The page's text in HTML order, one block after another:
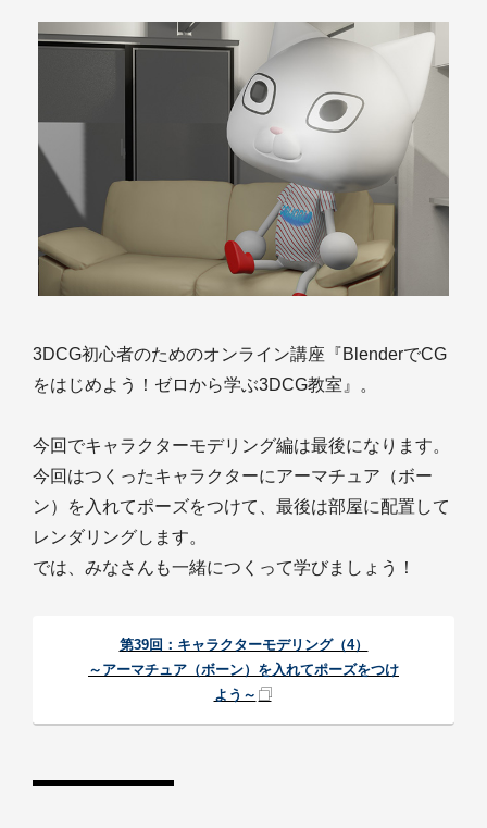
3DCG初心者のためのオンライン講座『BlenderでCG
をはじめよう！ゼロから学ぶ3DCG教室』。
今回でキャラクターモデリング編は最後になります。
今回はつくったキャラクターにアーマチュア（ボー
ン）を入れてポーズをつけて、最後は部屋に配置して
レンダリングします。
では、みなさんも一緒につくって学びましょう！
第39回：キャラクターモデリング（4）
～アーマチュア（ボーン）を入れてポーズをつけ
よう～